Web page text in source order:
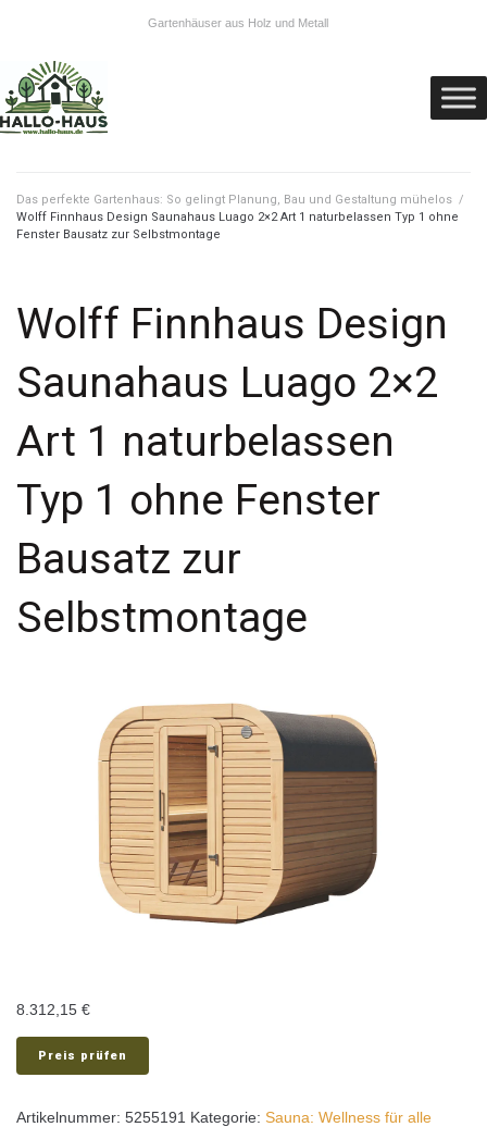
Gartenhäuser aus Holz und Metall
Das perfekte Gartenhaus: So gelingt Planung, Bau und Gestaltung mühelos /
Wolff Finnhaus Design Saunahaus Luago 2×2 Art 1 naturbelassen Typ 1 ohne
Fenster Bausatz zur Selbstmontage
Wolff Finnhaus Design
Saunahaus Luago 2×2
Art 1 naturbelassen
Typ 1 ohne Fenster
Bausatz zur
Selbstmontage
8.312,15 €
Preis prüfen
Artikelnummer: 5255191 Kategorie: Sauna: Wellness für alle